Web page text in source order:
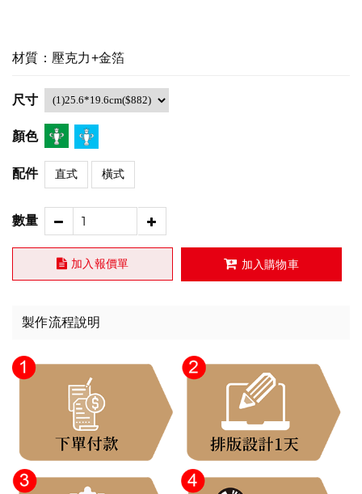
材質：壓克力+金箔
尺寸
顏色
配件 直式 橫式
數量
加入報價單 加入購物車
製作流程說明